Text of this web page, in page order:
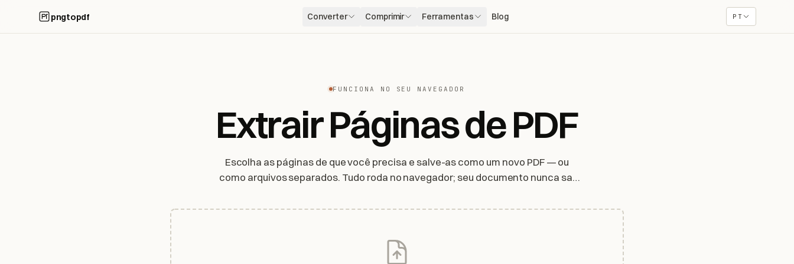
pngtopdf Converter Comprimir Ferramentas Blog PT
FUNCIONA NO SEU NAVEGADOR
Extrair Páginas de PDF
Escolha as páginas de que você precisa e salve-as como um novo PDF — ou
como arquivos separados. Tudo roda no navegador; seu documento nunca sai